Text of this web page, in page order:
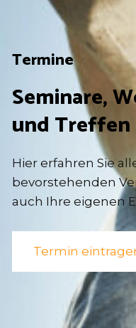
Termine
Seminare,
und Treffen
Hier erfahren Sie
bevorstehenden
auch Ihre eigenen
Termin